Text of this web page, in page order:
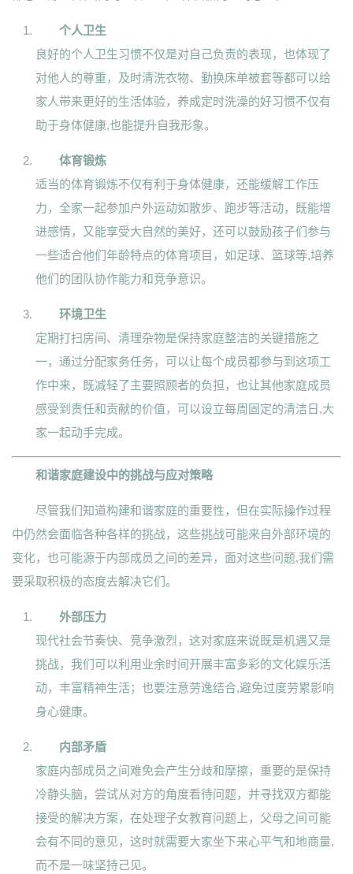
个人卫生
良好的个人卫生习惯不仅是对自己负责的表现，也体现了
对他人的尊重，及时清洗衣物、勤换床单被套等都可以给
家人带来更好的生活体验，养成定时洗澡的好习惯不仅有
助于身体健康,也能提升自我形象。
体育锻炼
适当的体育锻炼不仅有利于身体健康，还能缓解工作压
力，全家一起参加户外运动如散步、跑步等活动，既能增
进感情，又能享受大自然的美好，还可以鼓励孩子们参与
一些适合他们年龄特点的体育项目，如足球、篮球等,培养
他们的团队协作能力和竞争意识。
环境卫生
定期打扫房间、清理杂物是保持家庭整洁的关键措施之
一，通过分配家务任务，可以让每个成员都参与到这项工
作中来，既减轻了主要照顾者的负担，也让其他家庭成员
感受到责任和贡献的价值，可以设立每周固定的清洁日,大
家一起动手完成。
和谐家庭建设中的挑战与应对策略
尽管我们知道构建和谐家庭的重要性，但在实际操作过程
中仍然会面临各种各样的挑战，这些挑战可能来自外部环境的
变化，也可能源于内部成员之间的差异，面对这些问题,我们需
要采取积极的态度去解决它们。
外部压力
现代社会节奏快、竞争激烈，这对家庭来说既是机遇又是
挑战，我们可以利用业余时间开展丰富多彩的文化娱乐活
动，丰富精神生活；也要注意劳逸结合,避免过度劳累影响
身心健康。
内部矛盾
家庭内部成员之间难免会产生分歧和摩擦，重要的是保持
冷静头脑，尝试从对方的角度看待问题，并寻找双方都能
接受的解决方案，在处理子女教育问题上，父母之间可能
会有不同的意见，这时就需要大家坐下来心平气和地商量,
而不是一味坚持己见。